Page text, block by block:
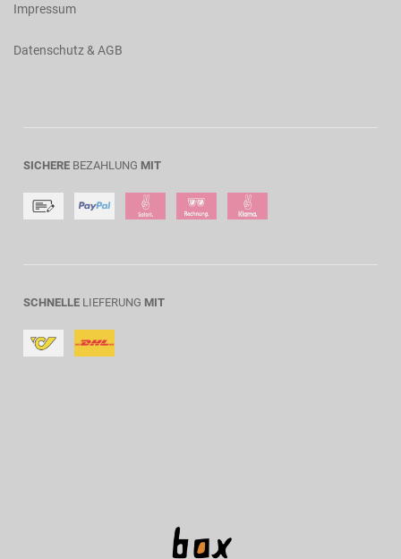
Impressum
Datenschutz & AGB
SICHERE BEZAHLUNG MIT
SCHNELLE LIEFERUNG MIT